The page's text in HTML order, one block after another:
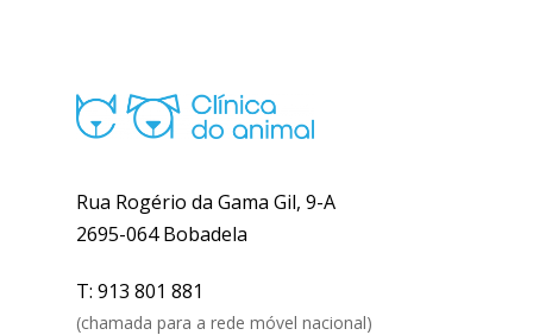
Rua Rogério da Gama Gil, 9-A
2695-064 Bobadela
T: 913 801 881
(chamada para a rede móvel nacional)